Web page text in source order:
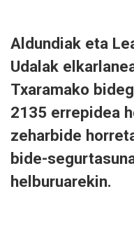
Aldundiak eta
Udalak
Txaramako
2135 errepidea
zeharbide
bide-
helburuarekin.